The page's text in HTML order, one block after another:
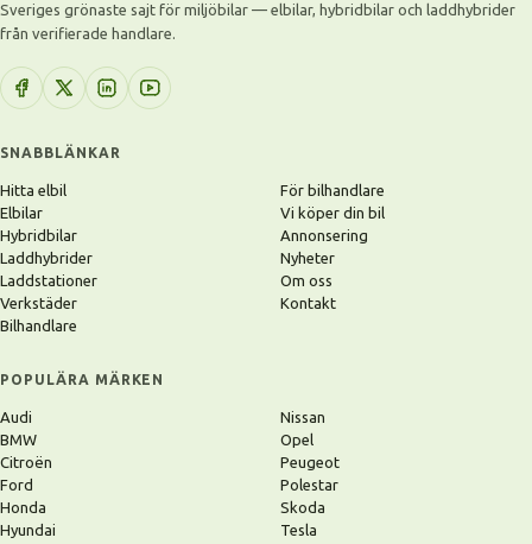
Sveriges grönaste sajt för miljöbilar — elbilar, hybridbilar och laddhybrider
från verifierade handlare.
SNABBLÄNKAR
Hitta elbil
Elbilar
Hybridbilar
Laddhybrider
Laddstationer
Verkstäder
Bilhandlare
För bilhandlare
Vi köper din bil
Annonsering
Nyheter
Om oss
Kontakt
POPULÄRA MÄRKEN
Audi
BMW
Citroën
Ford
Honda
Hyundai
Nissan
Opel
Peugeot
Polestar
Skoda
Tesla